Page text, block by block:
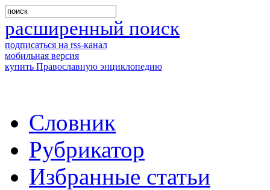
расширенный поиск
подписаться на rss-канал
мобильная версия
купить Православную энциклопедию
Словник
Рубрикатор
Избранные статьи